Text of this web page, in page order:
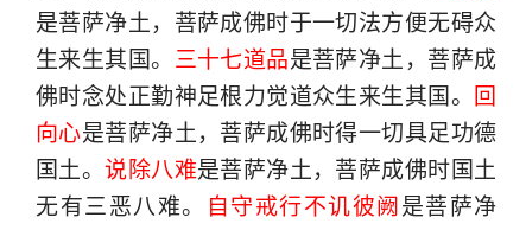
是菩萨净土，菩萨成佛时于一切法方便无碍众
生来生其国。 三十七道品是菩萨净土，菩萨成
佛时念处正勤神足根力觉道众生来生其国。
回
向心是菩萨净土，菩萨成佛时得一切具足功德
国土。说除八难是菩萨净土，菩萨成佛时国土
无有三恶八难。
自守戒行不讥彼阙 是菩萨净